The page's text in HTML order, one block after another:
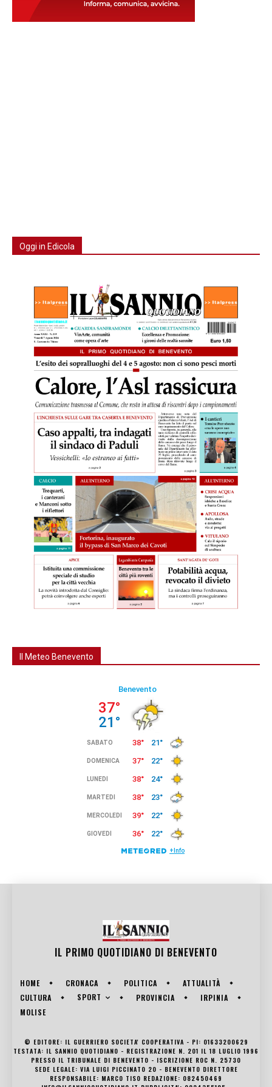
Oggi in Edicola
Il Meteo Benevento
IL PRIMO QUOTIDIANO DI BENEVENTO
HOME CRONACA POLITICA
ATTUALITÀ
CULTURA
SPORT PROVINCIA
IRPINIA
MOLISE
© EDITORE: IL GUERRIERO SOCIETA' COOPERATIVA - PI: 01633200629
TESTATA: IL SANNIO QUOTIDIANO - REGISTRAZIONE N. 201 IL 18 LUGLIO 1996
PRESSO IL TRIBUNALE DI BENEVENTO - ISCRIZIONE ROC N. 25730
SEDE LEGALE: VIA LUIGI PICCINATO 20 - BENEVENTO DIRETTORE
RESPONSABILE: MARCO TISO REDAZIONE: 082450469